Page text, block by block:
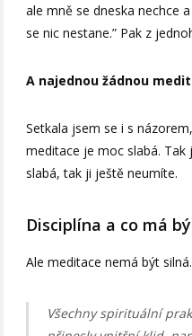
ale mně se dneska nechce
se nic nestane.” Pak z
A najednou žádnou
Setkala jsem se i s
meditace je moc slabá.
slabá, tak ji ještě neumíte.
Disciplína a co má
Ale meditace nemá být silná.
Všechny spirituální